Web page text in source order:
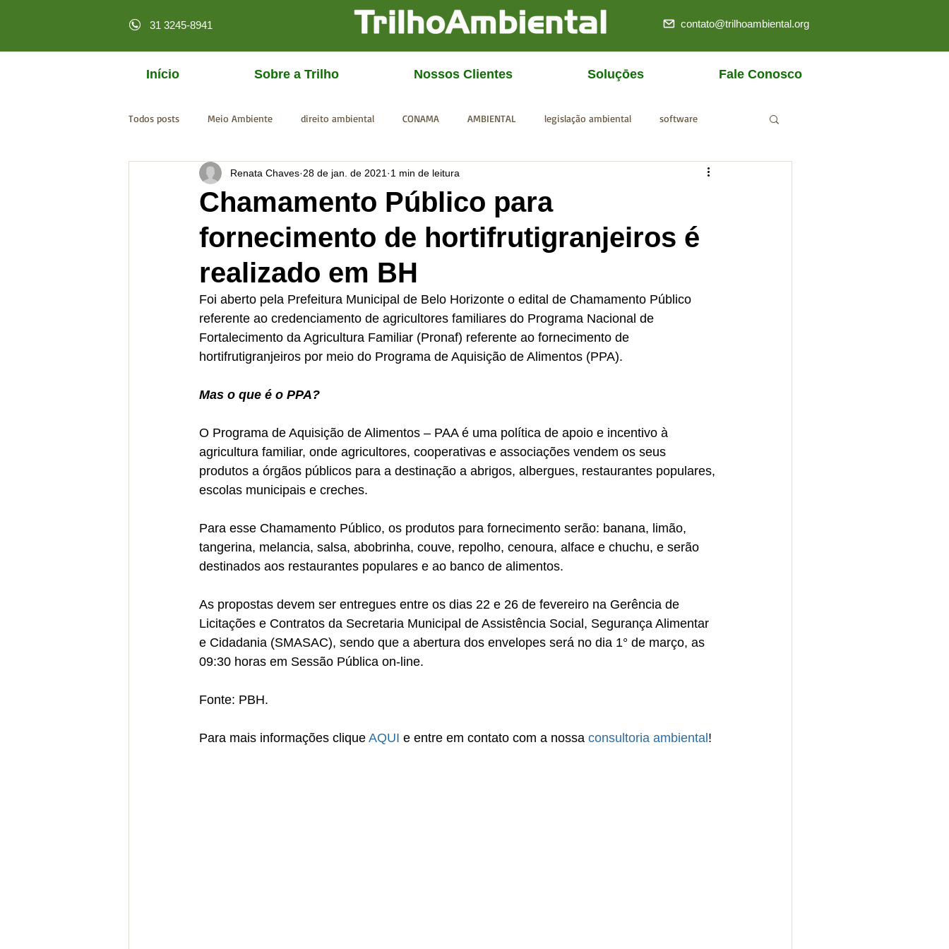
31 3245-8941 contato@trilhoambiental.org
Início Sobre a Trilho Nossos Clientes Soluçōes Fale Conosco
Todos posts Meio Ambiente direito ambiental CONAMA AMBIENTAL legislação ambiental software
licenciamento online MPF CGU IBAMA SISEMA
Chamamento Público para
fornecimento de hortifrutigranjeiros é
realizado em BH
Renata Chaves 28 de jan. de 2021 1 min de leitura
Foi aberto pela Prefeitura Municipal de Belo Horizonte o edital de Chamamento Público
referente ao credenciamento de agricultores familiares do Programa Nacional de
Fortalecimento da Agricultura Familiar (Pronaf) referente ao fornecimento de
hortifrutigranjeiros por meio do Programa de Aquisição de Alimentos (PPA).
Mas o que é o PPA?
O Programa de Aquisição de Alimentos – PAA é uma política de apoio e incentivo à
agricultura familiar, onde agricultores, cooperativas e associações vendem os seus
produtos a órgãos públicos para a destinação a abrigos, albergues, restaurantes populares,
escolas municipais e creches.
Para esse Chamamento Público, os produtos para fornecimento serão: banana, limão,
tangerina, melancia, salsa, abobrinha, couve, repolho, cenoura, alface e chuchu, e serão
destinados aos restaurantes populares e ao banco de alimentos.
As propostas devem ser entregues entre os dias 22 e 26 de fevereiro na Gerência de
Licitações e Contratos da Secretaria Municipal de Assistência Social, Segurança Alimentar
e Cidadania (SMASAC), sendo que a abertura dos envelopes será no dia 1° de março, as
09:30 horas em Sessão Pública on-line.
Fonte: PBH.
Para mais informações clique AQUI e entre em contato com a nossa consultoria ambiental !